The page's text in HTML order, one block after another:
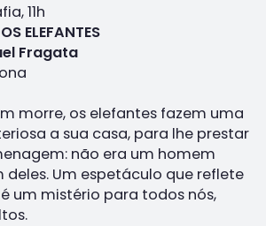
11h
ELEFANTES
Fragata
morre, os elefantes fazem uma
a sua casa, para lhe prestar
não era um homem
deles. Um espetáculo que reflete
um mistério para todos nós,